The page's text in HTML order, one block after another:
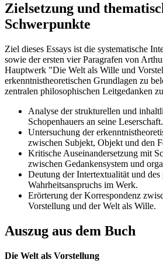
Zielsetzung und
Schwerpunkte
Ziel dieses Essays ist die systematische
sowie der ersten vier Paragrafen von
Hauptwerk "Die Welt als Wille und
erkenntnistheoretischen Grundlagen zu
zentralen philosophischen Leitgedanken
Analyse der strukturellen und
Schopenhauers an seine Leserschaft.
Untersuchung der
zwischen Subjekt, Objekt und den
Kritische Auseinandersetzung mit
zwischen Gedankensystem und
Deutung der Intertextualität und des
Wahrheitsanspruchs im Werk.
Erörterung der Korrespondenz
Vorstellung und der Welt als Wille.
Auszug aus dem Buch
Die Welt als Vorstellung